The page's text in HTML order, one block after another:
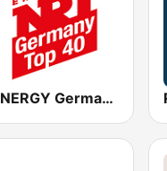
ENERGY Germany Top 40